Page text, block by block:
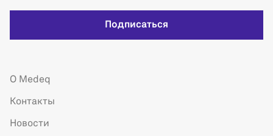
Подписаться
О Medeq
Контакты
Новости